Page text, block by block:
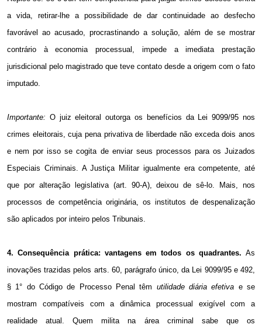
a vida, retirar-lhe a possibilidade de dar continuidade ao desfecho
favorável ao acusado, procrastinando a solução, além de se mostrar
contrário à economia processual, impede a imediata prestação
jurisdicional pelo magistrado que teve contato desde a origem com o fato
imputado.
Importante: O juiz eleitoral outorga os benefícios da Lei 9099/95 nos
crimes eleitorais, cuja pena privativa de liberdade não exceda dois anos
e nem por isso se cogita de enviar seus processos para os Juizados
Especiais Criminais. A Justiça Militar igualmente era competente, até
que por alteração legislativa (art. 90-A), deixou de sê-lo. Mais, nos
processos de competência originária, os institutos de despenalização
são aplicados por inteiro pelos Tribunais.
4. Consequência prática: vantagens em todos os quadrantes. As
inovações trazidas pelos arts. 60, parágrafo único, da Lei 9099/95 e 492,
§ 1° do Código de Processo Penal têm utilidade diária efetiva e se
mostram compatíveis com a dinâmica processual exigível com a
realidade atual. Quem milita na área criminal sabe que os